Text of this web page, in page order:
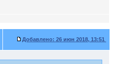
Добавлено: 26 июн 2018, 13:51